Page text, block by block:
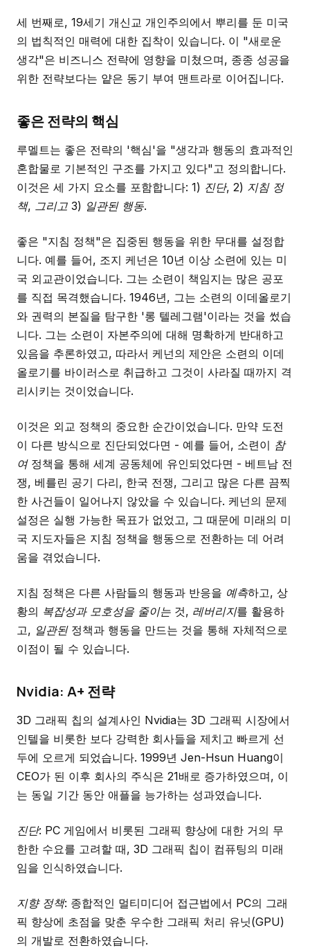
세 번째로, 19세기 개신교 개인주의에서 뿌리를 둔 미국
의 법칙적인 매력에 대한 집착이 있습니다. 이 "새로운
생각"은 비즈니스 전략에 영향을 미쳤으며, 종종 성공을
위한 전략보다는 얕은 동기 부여 맨트라로 이어집니다.
좋은 전략의 핵심
루멜트는 좋은 전략의 '핵심'을 "생각과 행동의 효과적인
혼합물로 기본적인 구조를 가지고 있다"고 정의합니다.
이것은 세 가지 요소를 포함합니다: 1) 진단, 2) 지침 정
책, 그리고 3) 일관된 행동.
좋은 "지침 정책"은 집중된 행동을 위한 무대를 설정합
니다. 예를 들어, 조지 케넌은 10년 이상 소련에 있는 미
국 외교관이었습니다. 그는 소련이 책임지는 많은 공포
를 직접 목격했습니다. 1946년, 그는 소련의 이데올로기
와 권력의 본질을 탐구한 '롱 텔레그램'이라는 것을 썼습
니다. 그는 소련이 자본주의에 대해 명확하게 반대하고
있음을 추론하였고, 따라서 케넌의 제안은 소련의 이데
올로기를 바이러스로 취급하고 그것이 사라질 때까지 격
리시키는 것이었습니다.
이것은 외교 정책의 중요한 순간이었습니다. 만약 도전
이 다른 방식으로 진단되었다면 - 예를 들어, 소련이 참
여정책을 통해 세계 공동체에 유인되었다면 - 베트남 전
쟁, 베를린 공기 다리, 한국 전쟁, 그리고 많은 다른 끔찍
한 사건들이 일어나지 않았을 수 있습니다. 케넌의 문제
설정은 실행 가능한 목표가 없었고, 그 때문에 미래의 미
국 지도자들은 지침 정책을 행동으로 전환하는 데 어려
움을 겪었습니다.
지침 정책은 다른 사람들의 행동과 반응을 예측하고, 상
황의 복잡성과 모호성을 줄이는 것, 레버리지를 활용하
고, 일관된정책과 행동을 만드는 것을 통해 자체적으로
이점이 될 수 있습니다.
Nvidia: A+ 전략
3D 그래픽 칩의 설계사인 Nvidia는 3D 그래픽 시장에서
인텔을 비롯한 보다 강력한 회사들을 제치고 빠르게 선
두에 오르게 되었습니다. 1999년 Jen-Hsun Huang이
CEO가 된 이후 회사의 주식은 21배로 증가하였으며, 이
는 동일 기간 동안 애플을 능가하는 성과였습니다.
진단: PC 게임에서 비롯된 그래픽 향상에 대한 거의 무
한한 수요를 고려할 때, 3D 그래픽 칩이 컴퓨팅의 미래
임을 인식하였습니다.
지향 정책: 종합적인 멀티미디어 접근법에서 PC의 그래
픽 향상에 초점을 맞춘 우수한 그래픽 처리 유닛(GPU)
의 개발로 전환하였습니다.